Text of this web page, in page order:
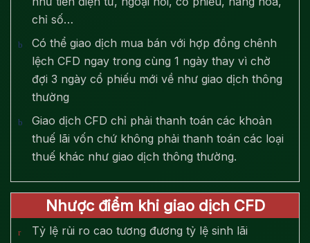
chỉ số…
Có thể giao dịch mua bán với hợp đồng chênh
lệch CFD ngay trong cùng 1 ngày thay vì chờ
đợi 3 ngày cổ phiếu mới về như giao dịch thông
thường
Giao dịch CFD chỉ phải thanh toán các khoản
thuế lãi vốn chứ không phải thanh toán các loại
thuế khác như giao dịch thông thường.
Nhược điểm khi giao dịch CFD
Tỷ lệ rủi ro cao tương đương tỷ lệ sinh lãi